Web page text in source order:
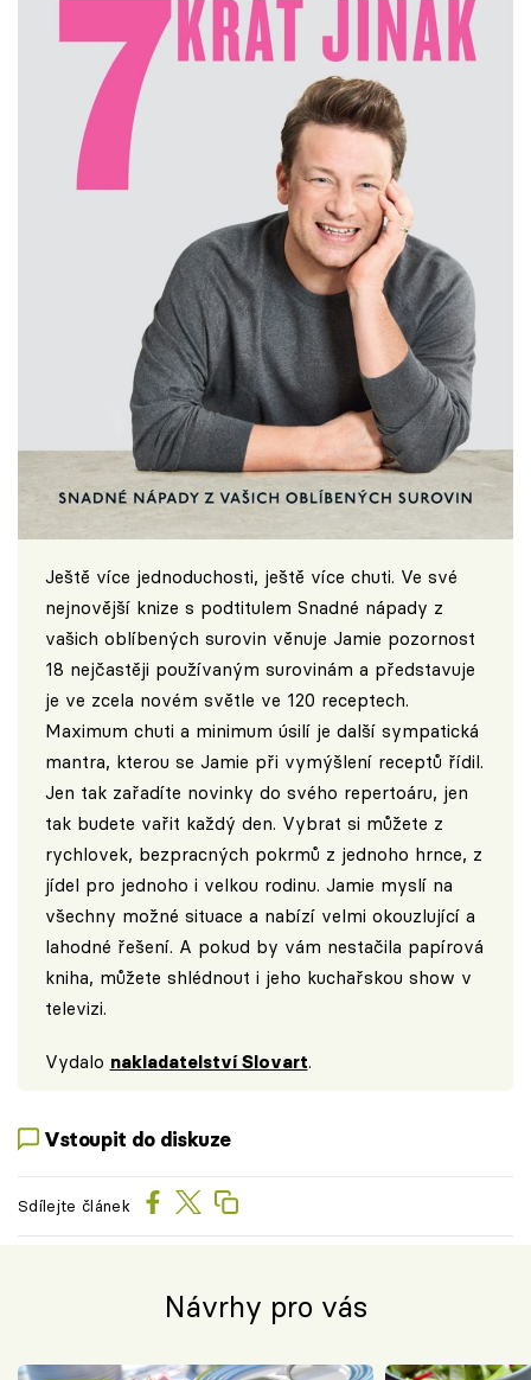
Ještě více jednoduchosti, ještě více chuti. Ve své
nejnovější knize s podtitulem Snadné nápady z
vašich oblíbených surovin věnuje Jamie pozornost
18 nejčastěji používaným surovinám a představuje
je ve zcela novém světle ve 120 receptech.
Maximum chuti a minimum úsilí je další sympatická
mantra, kterou se Jamie při vymýšlení receptů řídil.
Jen tak zařadíte novinky do svého repertoáru, jen
tak budete vařit každý den. Vybrat si můžete z
rychlovek, bezpracných pokrmů z jednoho hrnce, z
jídel pro jednoho i velkou rodinu. Jamie myslí na
všechny možné situace a nabízí velmi okouzlující a
lahodné řešení. A pokud by vám nestačila papírová
kniha, můžete shlédnout i jeho kuchařskou show v
televizi.
Vydalo nakladatelství Slovart.
Vstoupit do diskuze
Sdílejte článek
Návrhy pro vás